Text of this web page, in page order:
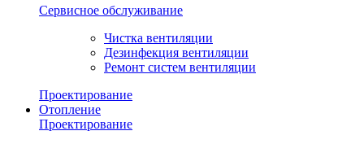
Сервисное обслуживание
Чистка вентиляции
Дезинфекция вентиляции
Ремонт систем вентиляции
Проектирование
Отопление
Проектирование